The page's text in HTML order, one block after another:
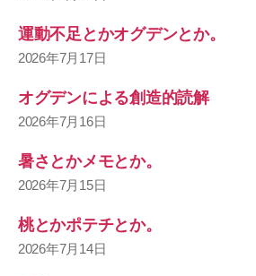
運動不足とかオグデンとか。
2026年7月17日
オグデンによる創造的読解
2026年7月16日
暑さとかメモとか。
2026年7月15日
桃とかポテチとか。
2026年7月14日